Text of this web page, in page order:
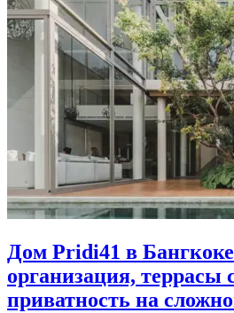
Дом Pridi41 в
организация, террасы
приватность на